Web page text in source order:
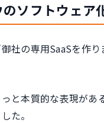
ソフトウェア
社の専用SaaSを作
と本質的な表現があ
た。